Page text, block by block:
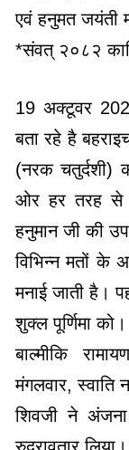
एवं हनुमत जयंती
*संवत् २०८२
19 अक्टूवर
बता रहे है
(नरक चतुर्दशी)
ओर हर तरह से
हनुमान जी की
विभिन्न मतों के
मनाई जाती है।
शुक्ल पूर्णिमा को।
बाल्मीकि
मंगलवार, स्वाति
शिवजी ने